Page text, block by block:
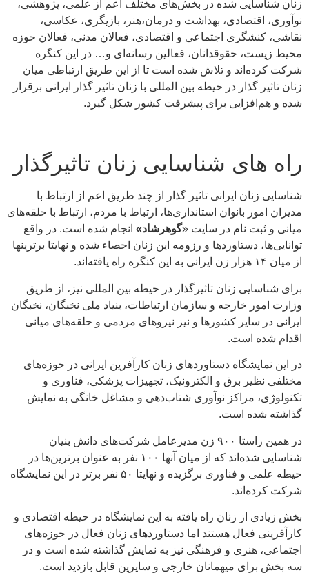
زنان شناسایی شده در بخش‌های مختلف اعم از علمی، پژوهشی،
نوآوری، اقتصادی، بهداشت و درمان،هنر، بازیگری، عکاسی،
نقاشی، کنشگری اجتماعی و اقتصادی، فعالان مدنی، فعالان حوزه
محیط زیست، حقوقدانان، فعالین رسانه‌ای و… در این کنگره
شرکت کرده‌اند و تلاش شده است تا از این طریق ارتباطی میان
زنان تاثیر گذار در حیطه بین المللی با زنان تاثیر گذار ایرانی برقرار
شده و هم‌افزایی برای پیشرفت کشور شکل گیرد.
راه های شناسایی زنان تاثیرگذار
شناسایی زنان ایرانی تاثیر گذار از چند طریق اعم از ارتباط با
مدیران امور بانوان استانداری‌ها، ارتباط با مردم، ارتباط با حلقه‌های
میانی و ثبت نام در سایت «گوهرشاد» انجام شده است. در واقع
توانایی‌ها، دستاوردها و رزومه این زنان احصاء شده و نهایتا برترینها
از میان ۱۴ هزار زن ایرانی به این کنگره راه یافته‌اند.
برای شناسایی زنان تاثیرگذار در حیطه بین المللی نیز، از طریق
وزارت امور خارجه و سازمان ارتباطات، بنیاد ملی نخبگان، نخبگان
ایرانی در سایر کشورها و نیز نیروهای مردمی و حلقه‌های میانی
اقدام شده است.
در این نمایشگاه دستاوردهای زنان کارآفرین ایرانی در حوزه‌های
مختلفی نظیر برق و الکترونیک، تجهیزات پزشکی، فناوری و
تکنولوژی، مراکز نوآوری شتاب‌دهی و مشاغل خانگی به نمایش
گذاشته شده است.
در همین راستا ۹۰۰ زن مدیرعامل شرکت‌های دانش بنیان
شناسایی شده‌اند که از میان آنها ۱۰۰ نفر به عنوان برترین‌ها در
حیطه علمی و فناوری برگزیده و نهایتا ۵۰ نفر برتر در این نمایشگاه
شرکت کرده‌اند.
بخش زیادی از زنان راه یافته به این نمایشگاه در حیطه اقتصادی و
کارآفرینی فعال هستند اما دستاوردهای زنان فعال در حوزه‌های
اجتماعی، هنری و فرهنگی نیز به نمایش گذاشته شده است و در
سه بخش برای میهمانان خارجی و سایرین قابل بازدید است.